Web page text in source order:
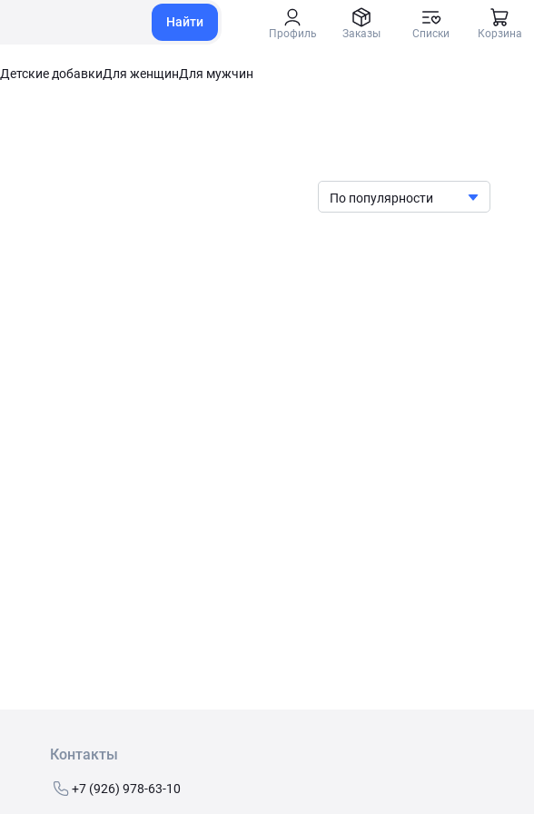
Найти
Профиль Заказы Списки Корзина
Детские добавкиДля женщинДля мужчин
По популярности
Контакты
+7 (926) 978-63-10